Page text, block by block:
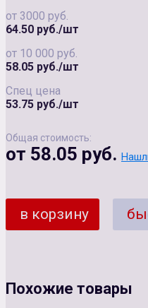
от 3000 руб.
64.50 руб./шт
от 10 000 руб.
58.05 руб./шт
Спец цена
53.75 руб./шт
Общая стоимость:
от 58.05 руб.
в корзину
Похожие товары